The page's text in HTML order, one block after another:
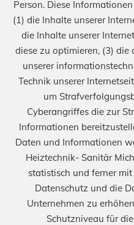
Person. Diese
(1) die Inhalte unserer
die Inhalte unserer
diese zu optimieren, (3)
unserer
Technik unserer
um
Cyberangriffes die zur
Informationen
Daten und Informationen
Heiztechnik- Sanitär
statistisch und ferner
Datenschutz und die
Unternehmen zu
Schutzniveau für